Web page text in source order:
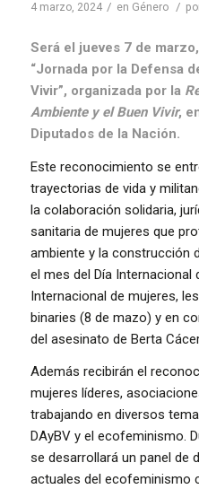
4 marzo, 2024 / en Género /
Será el jueves 7 de
“Jornada por la Defensa
Vivir”, organizada por la
Ambiente y el Buen Vivir,
Diputados de la Nación.
Este reconocimiento se
trayectorias de vida y
la colaboración solidaria,
sanitaria de mujeres que
ambiente y la construcción
el mes del Día Internacional
Internacional de mujeres,
binaries (8 de mazo) y en
del asesinato de Berta
Además recibirán el
mujeres líderes,
trabajando en diversos
DAyBV y el ecofeminismo.
se desarrollará un panel de
actuales del ecofeminismo